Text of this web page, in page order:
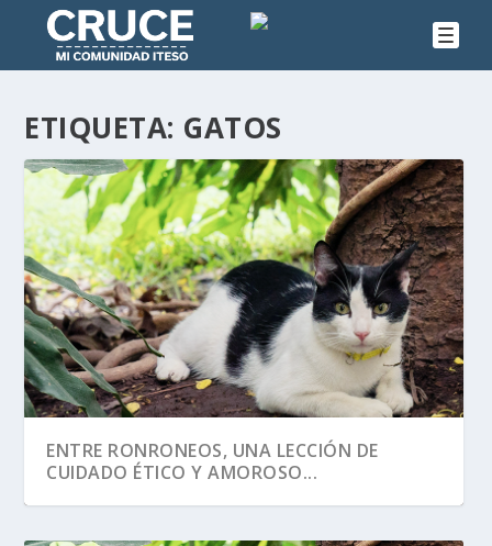
ETIQUETA: GATOS
ENTRE RONRONEOS, UNA LECCIÓN DE
CUIDADO ÉTICO Y AMOROSO...